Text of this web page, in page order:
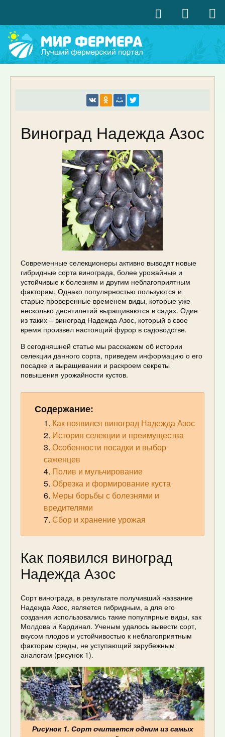
Виноград Надежда Азос
Современные селекционеры активно выводят новые
гибридные сорта винограда, более урожайные и
устойчивые к болезням и другим неблагоприятным
факторам. Однако популярностью пользуются и
старые проверенные временем виды, которые уже
несколько десятилетий выращиваются в садах. Один
из таких – виноград Надежда Азос, который в свое
время произвел настоящий фурор в садоводстве.
В сегодняшней статье мы расскажем об истории
селекции данного сорта, приведем информацию о его
посадке и выращивании и раскроем секреты
повышения урожайности кустов.
Содержание:
Как появился виноград Надежда Азос
История селекции и преимущества
Особенности посадки и выбор
саженцев
Полив и мульчирование
Обрезка и формирование куста
Меры борьбы с болезнями и
вредителями
Сбор и хранение урожая
Как появился виноград
Надежда Азос
Сорт винограда, в результате получивший название
Надежда Азос, является гибридным, а для его
создания использовались такие популярные виды, как
Молдова и Кардинал. Ученым удалось вывести сорт,
вкусом плодов и устойчивостью к неблагоприятным
факторам среды, не уступающий зарубежным
аналогам (рисунок 1).
Рисунок 1. Сорт считается одним из самых